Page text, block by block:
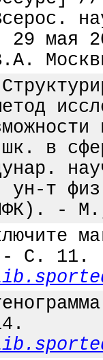
29
В.А.
в
т физ.
-
С. 11.